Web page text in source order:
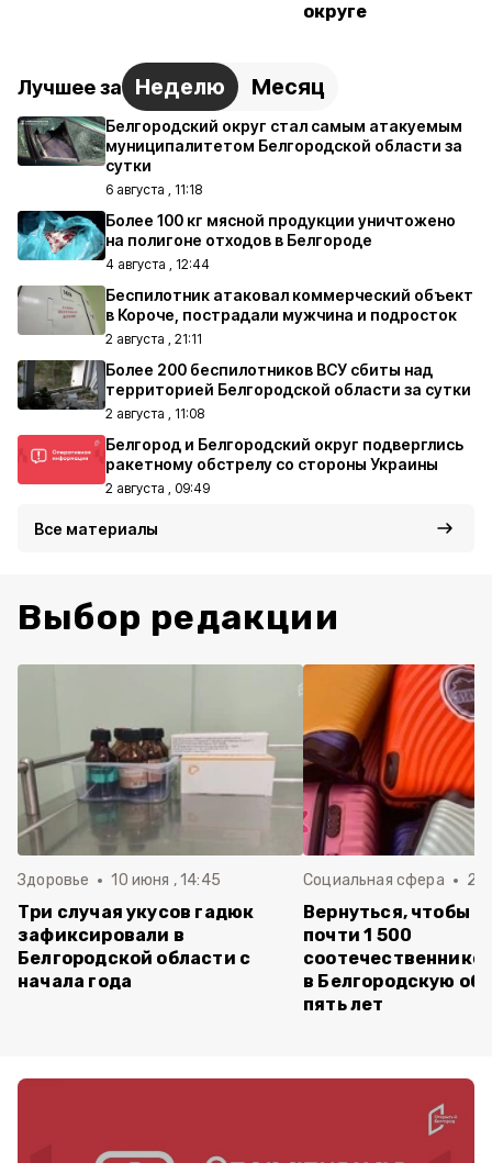
округе
Лучшее за Неделю Месяц
Белгородский округ стал самым атакуемым
муниципалитетом Белгородской области за
сутки
6 августа , 11:18
Более 100 кг мясной продукции уничтожено
на полигоне отходов в Белгороде
4 августа , 12:44
Беспилотник атаковал коммерческий объект
в Короче, пострадали мужчина и подросток
2 августа , 21:11
Более 200 беспилотников ВСУ сбиты над
территорией Белгородской области за сутки
2 августа , 11:08
Белгород и Белгородский округ подверглись
ракетному обстрелу со стороны Украины
2 августа , 09:49
Все материалы
Выбор редакции
Здоровье 10 июня , 14:45
Три случая укусов гадюк
зафиксировали в
Белгородской области с
начала года
Социальная сфера 20
Вернуться, чтобы
почти 1 500
в Белгородскую
пять лет